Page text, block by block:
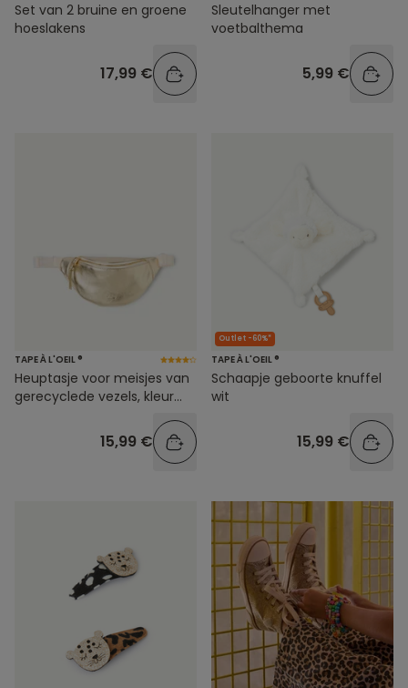
Set van 2 bruine en groene
hoeslakens
17,99 €
Sleutelhanger met
voetbalthema
5,99 €
TAPE À L'OEIL ®
Heuptasje voor meisjes van
gerecyclede vezels, kleur
15,99 €
Outlet -60%*
TAPE À L'OEIL ®
Schaapje geboorte knuffel
wit
15,99 €